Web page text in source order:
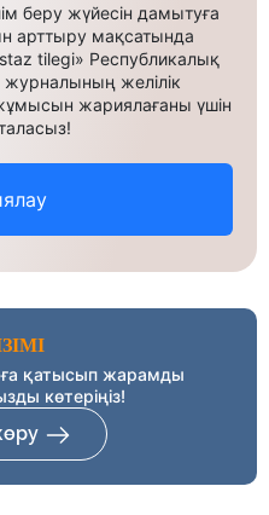
беру жүйесін дамытуға
арттыру мақсатында
tilegi» Республикалық
журналының желілік
жариялағаны үшін
қатысып жарамды
көтеріңіз!